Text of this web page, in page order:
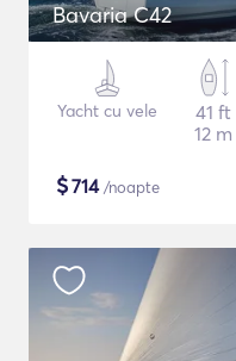
Bavaria C42
Yacht cu vele
41 ft
12 m
$714/noapte